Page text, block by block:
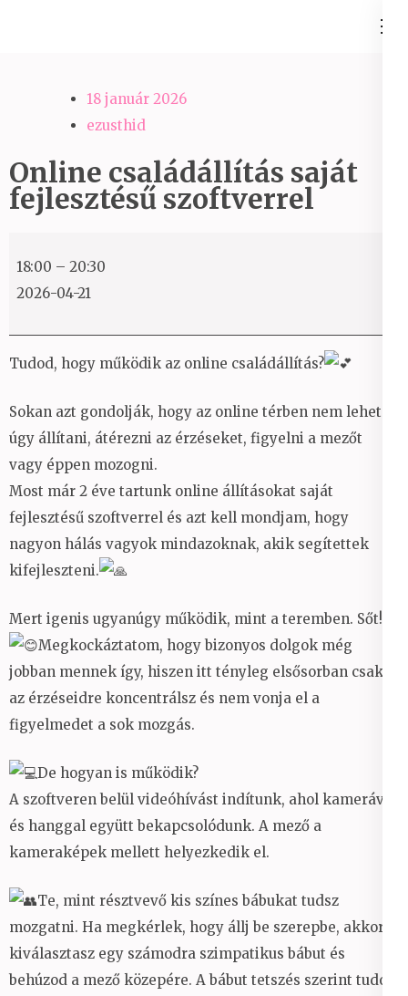
18 január 2026
ezusthid
Online családállítás saját
fejlesztésű szoftverrel
családállítás
saját
18:00 – 20:30
2026-04-21
Tudod, hogy működik az online családállítás?
Sokan azt gondolják, hogy az online térben nem lehet
úgy állítani, átérezni az érzéseket, figyelni a mezőt
vagy éppen mozogni.
Most már 2 éve tartunk online állításokat saját
fejlesztésű szoftverrel és azt kell mondjam, hogy
nagyon hálás vagyok mindazoknak, akik segítettek
kifejleszteni.
Mert igenis ugyanúgy működik, mint a teremben. Sőt!
Megkockáztatom, hogy bizonyos dolgok még
jobban mennek így, hiszen itt tényleg elsősorban csak
az érzéseidre koncentrálsz és nem vonja el a
figyelmedet a sok mozgás.
De hogyan is működik?
A szoftveren belül videóhívást indítunk, ahol kamerával
és hanggal együtt bekapcsolódunk. A mező a
kameraképek mellett helyezkedik el.
Te, mint résztvevő kis színes bábukat tudsz
mozgatni. Ha megkérlek, hogy állj be szerepbe, akkor
kiválasztasz egy számodra szimpatikus bábut és
behúzod a mező közepére. A bábut tetszés szerint tudod